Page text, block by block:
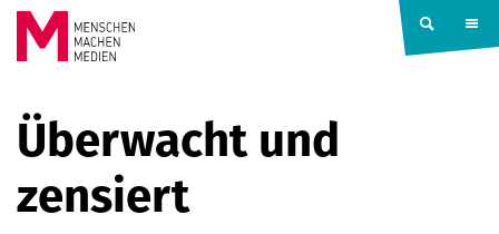
Springe zum Inhalt
MACHEN
MEDIEN
Überwacht und
zensiert